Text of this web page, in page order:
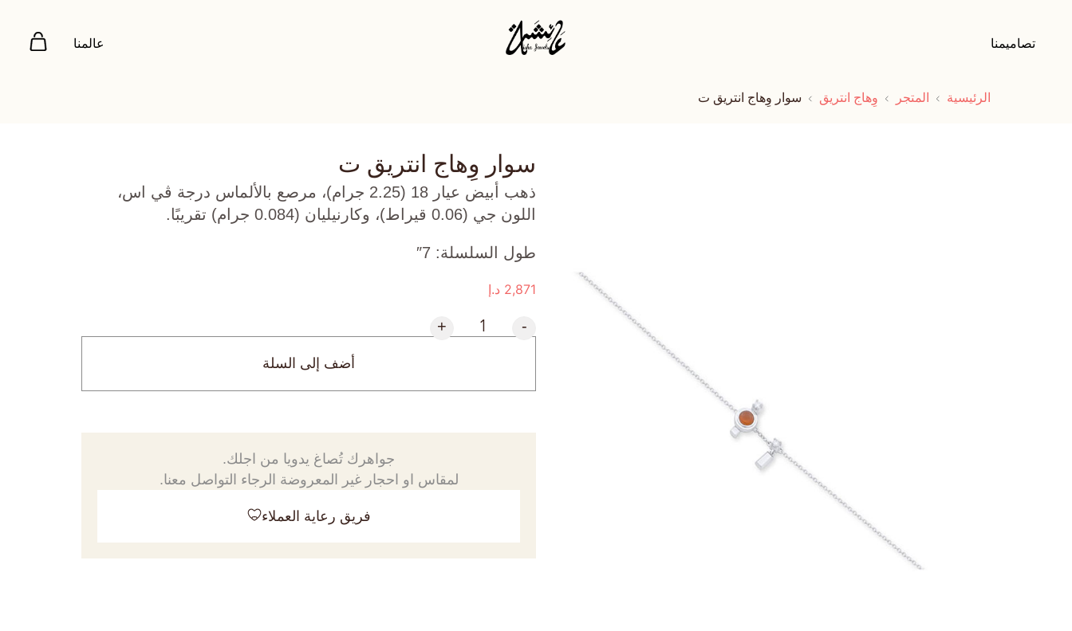
تصاميمنا عالمنا
الرئيسية المتجر وِهاج انتريق سوار وِهاج انتريق ت
سوار وِهاج انتريق ت
ذهب أبيض عيار 18 (2.25 جرام)، مرصع بالألماس درجة ڤي اس،
اللون جي (0.06 قيراط)، وكارنيليان (0.084 جرام) تقريبًا.
طول السلسلة: 7″
2,871 د.إ
-
+
أضف إلى السلة
جواهرك تُصاغ يدويا من اجلك.
لمقاس او احجار غير المعروضة الرجاء التواصل معنا.
فريق رعاية العملاء